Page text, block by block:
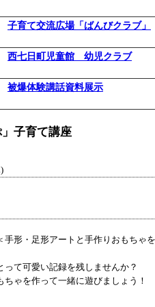
～山際先生の料理教室～」 受付
験イベント「おんぷーる de 健康
子育て交流広場「ばんびクラブ」
西七日町児童館 幼児クラブ
被爆体験講話資料展示
子育て講座
手形・足形アートと手作りおもちゃ
て可愛い記録を残しませんか？
ちゃを作って一緒に遊びましょう！